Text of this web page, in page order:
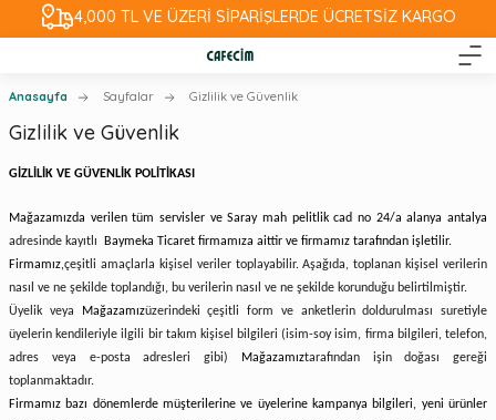
4,000 TL VE ÜZERİ SİPARİŞLERDE ÜCRETSİZ KARGO
Anasayfa Sayfalar Gizlilik ve Güvenlik
Gizlilik ve Güvenlik
GİZLİLİK VE GÜVENLİK POLİTİKASI
Mağazamızda verilen tüm servisler ve Saray mah pelitlik cad no 24/a alanya antalya
adresinde kayıtlı
Baymeka Ticaret firmamıza aittir ve firmamız tarafından işletilir.
Firmamız,çeşitli amaçlarla kişisel veriler toplayabilir. Aşağıda, toplanan kişisel verilerin
nasıl ve ne şekilde toplandığı, bu verilerin nasıl ve ne şekilde korunduğu belirtilmiştir.
Üyelik veya
Mağazamızüzerindeki çeşitli form ve anketlerin doldurulması suretiyle
üyelerin kendileriyle ilgili bir takım kişisel bilgileri (isim-soy isim, firma bilgileri, telefon,
adres veya e-posta adresleri gibi)
Mağazamıztarafından işin doğası gereği
toplanmaktadır.
Firmamız bazı dönemlerde müşterilerine ve üyelerine kampanya bilgileri, yeni ürünler